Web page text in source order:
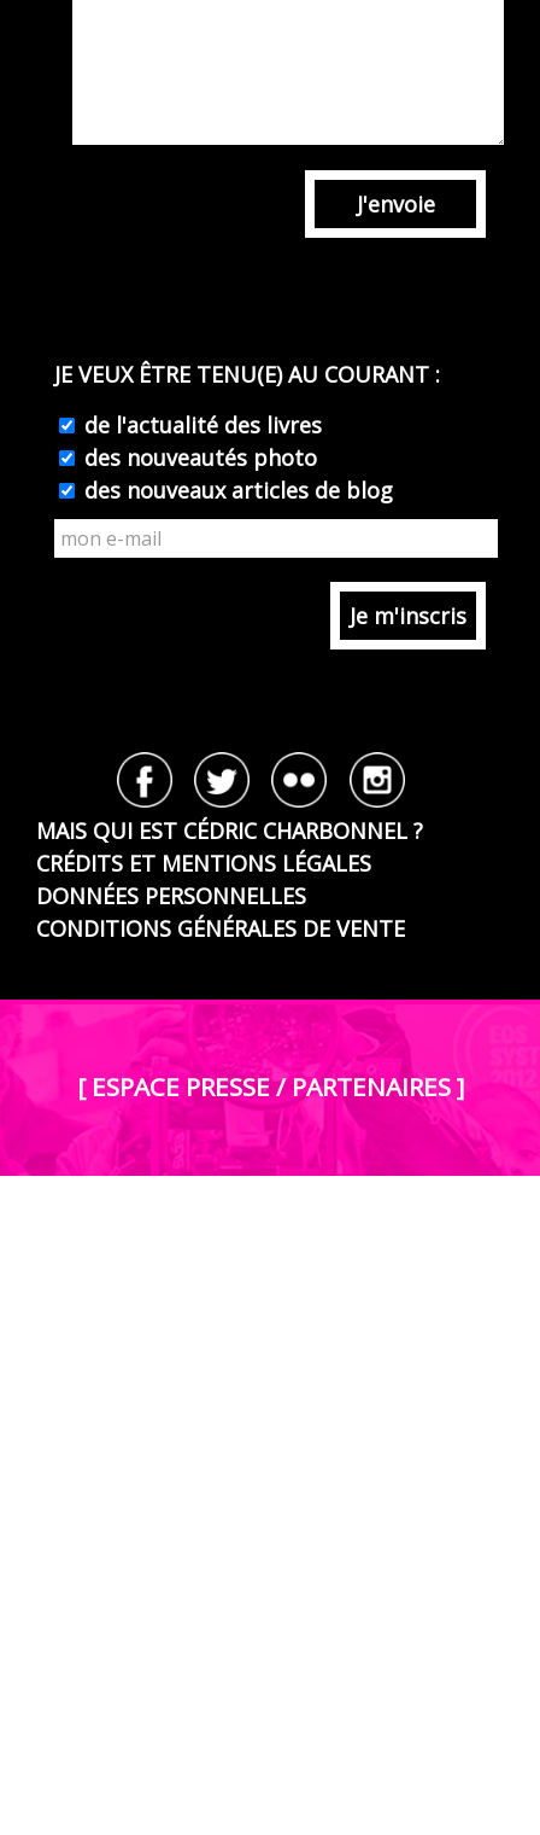
J'envoie
JE VEUX ÊTRE TENU(E) AU COURANT :
de l'actualité des livres
des nouveautés photo
des nouveaux articles de blog
MAIS QUI EST CÉDRIC CHARBONNEL ?
CRÉDITS ET MENTIONS LÉGALES
DONNÉES PERSONNELLES
CONDITIONS GÉNÉRALES DE VENTE
[ ESPACE PRESSE / PARTENAIRES ]